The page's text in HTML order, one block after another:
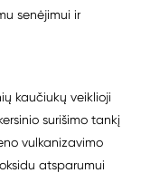
senėjimui ir
kaučiukų veiklioji
surišimo tankį
vulkanizavimo
atsparumui